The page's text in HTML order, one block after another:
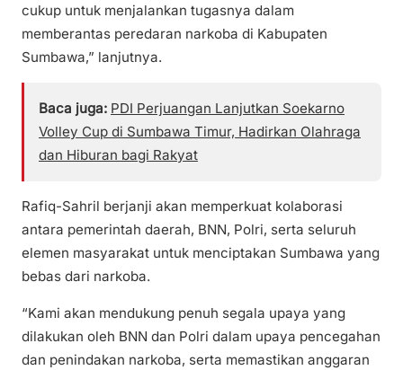
cukup untuk menjalankan tugasnya dalam
memberantas peredaran narkoba di Kabupaten
Sumbawa,” lanjutnya.
Baca juga: PDI Perjuangan Lanjutkan Soekarno
Volley Cup di Sumbawa Timur, Hadirkan Olahraga
dan Hiburan bagi Rakyat
Rafiq-Sahril berjanji akan memperkuat kolaborasi
antara pemerintah daerah, BNN, Polri, serta seluruh
elemen masyarakat untuk menciptakan Sumbawa yang
bebas dari narkoba.
“Kami akan mendukung penuh segala upaya yang
dilakukan oleh BNN dan Polri dalam upaya pencegahan
dan penindakan narkoba, serta memastikan anggaran